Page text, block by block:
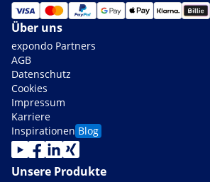
Über uns
expondo Partners
AGB
Datenschutz
Cookies
Impressum
Karriere
Inspirationen Blog
Unsere Produkte